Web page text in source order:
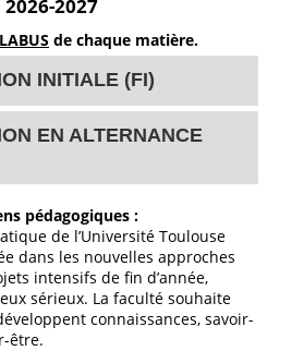
2026-2027
de chaque matière.
INITIALE (FI)
EN ALTERNANCE
pédagogiques :
de l’Université Toulouse
dans les nouvelles approches
intensifs de fin d’année,
sérieux. La faculté souhaite
connaissances, savoir-
être.